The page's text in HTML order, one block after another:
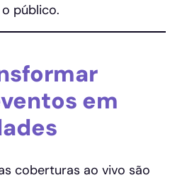
público.
em
coberturas ao vivo são